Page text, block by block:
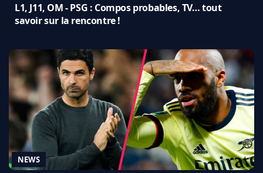
L1, J11, OM - PSG : Compos probables, TV… tout
savoir sur la rencontre !
NEWS